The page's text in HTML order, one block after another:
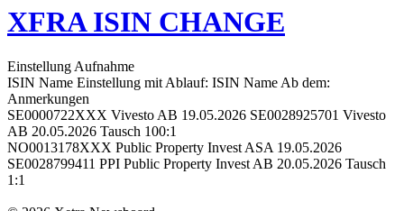
XFRA ISIN CHANGE
Einstellung Aufnahme
ISIN Name Einstellung mit Ablauf: ISIN Name Ab dem:
Anmerkungen
SE0000722XXX Vivesto AB 19.05.2026 SE0028925701 Vivesto
AB 20.05.2026 Tausch 100:1
NO0013178XXX Public Property Invest ASA 19.05.2026
SE0028799411 PPI Public Property Invest AB 20.05.2026 Tausch
1:1